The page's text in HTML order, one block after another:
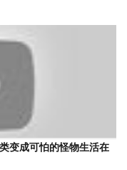
变成可怕的怪物生活在